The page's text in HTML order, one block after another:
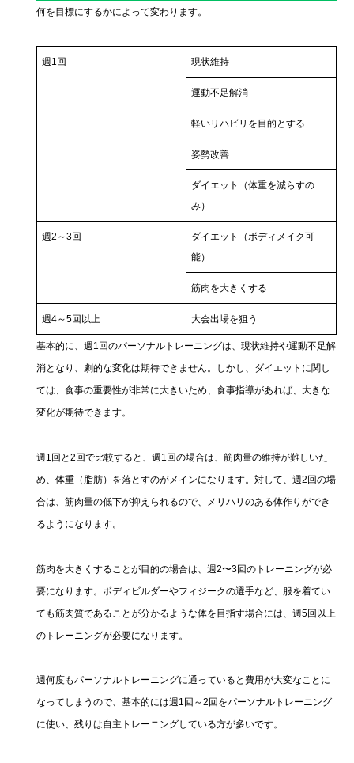
何を目標にするかによって変わります。
週1回 現状維持
運動不足解消
軽いリハビリを目的とする
姿勢改善
ダイエット（体重を減らすの
み）
週2～3回
ダイエット（ボディメイク可
能）
筋肉を大きくする
週4～5回以上 大会出場を狙う
基本的に、週1回のパーソナルトレーニングは、現状維持や運動不足解
消となり、劇的な変化は期待できません。しかし、ダイエットに関し
ては、食事の重要性が非常に大きいため、食事指導があれば、大きな
変化が期待できます。
週1回と2回で比較すると、週1回の場合は、筋肉量の維持が難しいた
め、体重（脂肪）を落とすのがメインになります。対して、週2回の場
合は、筋肉量の低下が抑えられるので、メリハリのある体作りができ
るようになります。
筋肉を大きくすることが目的の場合は、週2〜3回のトレーニングが必
要になります。ボディビルダーやフィジークの選手など、服を着てい
ても筋肉質であることが分かるような体を目指す場合には、週5回以上
のトレーニングが必要になります。
週何度もパーソナルトレーニングに通っていると費用が大変なことに
なってしまうので、基本的には週1回～2回をパーソナルトレーニング
に使い、残りは自主トレーニングしている方が多いです。